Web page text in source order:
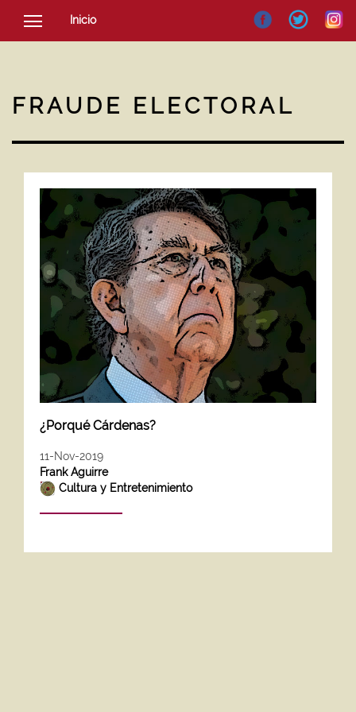
Inicio
SOCIEDAD
NOTICIAS
FRAUDE ELECTORAL
¿Porqué Cárdenas?
11-Nov-2019
Frank Aguirre
Cultura y Entretenimiento